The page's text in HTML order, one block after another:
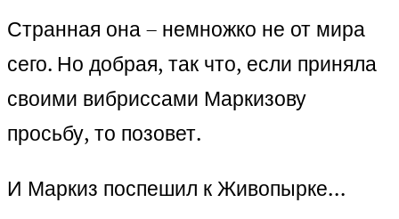
Странная она – немножко не от мира
сего. Но добрая, так что, если приняла
своими вибриссами Маркизову
просьбу, то позовет.
И Маркиз поспешил к Живопырке…